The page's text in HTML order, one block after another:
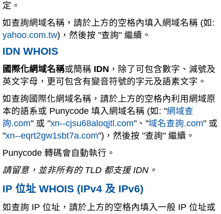
定。
如查詢網域名稱，請於上方的空格內填入網域名稱 (如:
yahoo.com.tw)，然後按 "查詢" 繼續。
IDN WHOIS
國際化網域名稱或簡稱 IDN ，除了可包含數字、減號及
英文字母，更可包含有變音符號的字元及語素文字。
如查詢國際化網域名稱，請於上方的空格內利用網域原
本的語系或 Punycode 填入網域名稱 (如: "網域查
詢.com" 或 "xn--cjsu68aloqjtl.com"、"域名查詢.com" 或
"xn--eqrt2gw1sbt7a.com")，然後按 "查詢" 繼續。
Punycode 轉碼會自動執行。
請留意，並非所有的 TLD 都支援 IDN。
IP 位址 WHOIS (IPv4 及 IPv6)
如查詢 IP 位址，請於上方的空格內填入一般 IP 位址或